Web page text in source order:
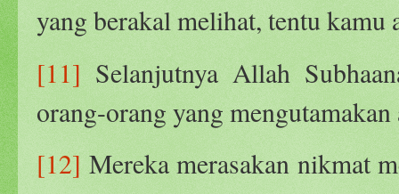
yang berakal melihat, tentu kamu
[11] Selanjutnya Allah
orang-orang yang
[12] Mereka merasakan nikmat